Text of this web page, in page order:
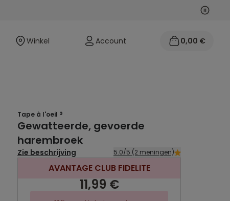
Vorige
Winkel Account 0,00 €
Tape à l'oeil ®
Gewatteerde, gevoerde
harembroek
Zie beschrijving 5.0/5 (2 meningen)
AVANTAGE CLUB FIDELITE
11,99 €